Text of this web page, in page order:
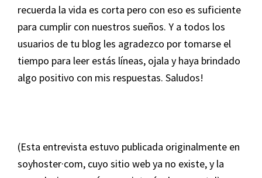
recuerda la vida es corta pero con eso es suficiente
para cumplir con nuestros sueños. Y a todos los
usuarios de tu blog les agradezco por tomarse el
tiempo para leer estás líneas, ojala y haya brindado
algo positivo con mis respuestas. Saludos!
(Esta entrevista estuvo publicada originalmente en
soyhoster·com, cuyo sitio web ya no existe, y la